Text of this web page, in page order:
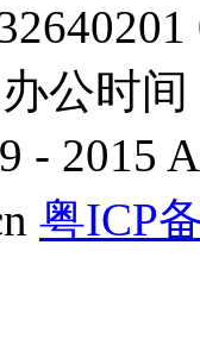
公时
- 2015
粤ICP